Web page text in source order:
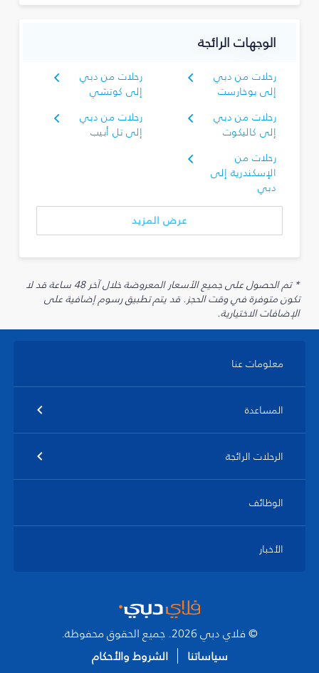
الوجهات الرائجة
رحلات من دبي
إلى بوخارست
رحلات من دبي
إلى كوتشي
رحلات من دبي
إلى كاليكوت
رحلات من دبي
إلى تل أبيب
رحلات من
الإسكندرية إلى
دبي
عرض المزيد
* تم الحصول على جميع الأسعار المعروضة خلال آخر 48 ساعة قد لا
تكون متوفرة في وقت الحجز. قد يتم تطبيق رسوم إضافية على
الإضافات الاختيارية.
معلومات عنا
المساعدة
الرحلات الرائجة
الوظائف
الأخبار
© فلاي دبي 2026. جميع الحقوق محفوظة.
سياساتنا
الشروط والأحكام